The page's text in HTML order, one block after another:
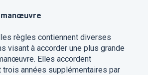
règles contiennent diverses
visant à accorder une plus grande
Elles accordent
trois années supplémentaires par